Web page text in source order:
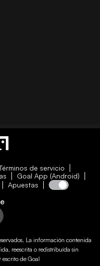
de servicio
Goal App (Android)
Apuestas
La información contenida
reescrita o redistribuída sin
deGoal